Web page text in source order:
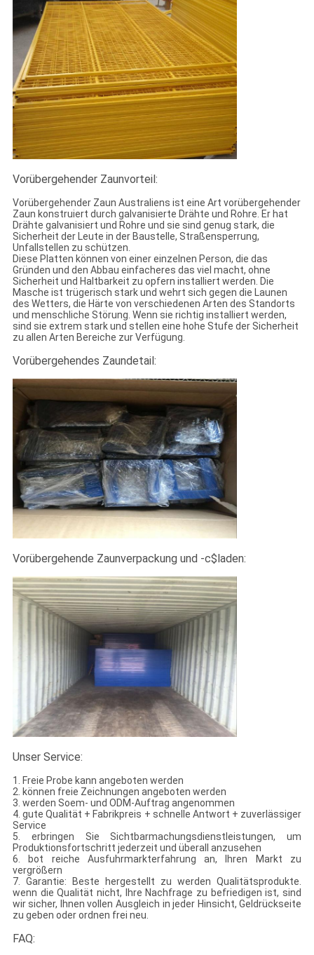
Vorübergehender Zaunvorteil:
Vorübergehender Zaun Australiens ist eine Art vorübergehender
Zaun konstruiert durch galvanisierte Drähte und Rohre. Er hat
Drähte galvanisiert und Rohre und sie sind genug stark, die
Sicherheit der Leute in der Baustelle, Straßensperrung,
Unfallstellen zu schützen.
Diese Platten können von einer einzelnen Person, die das
Gründen und den Abbau einfacheres das viel macht, ohne
Sicherheit und Haltbarkeit zu opfern installiert werden. Die
Masche ist trügerisch stark und wehrt sich gegen die Launen
des Wetters, die Härte von verschiedenen Arten des Standorts
und menschliche Störung. Wenn sie richtig installiert werden,
sind sie extrem stark und stellen eine hohe Stufe der Sicherheit
zu allen Arten Bereiche zur Verfügung.
Vorübergehendes Zaundetail:
Vorübergehende Zaunverpackung und -c$laden:
Unser Service:
1. Freie Probe kann angeboten werden
2. können freie Zeichnungen angeboten werden
3. werden Soem- und ODM-Auftrag angenommen
4. gute Qualität + Fabrikpreis + schnelle Antwort + zuverlässiger
Service
5. erbringen Sie Sichtbarmachungsdienstleistungen, um
Produktionsfortschritt jederzeit und überall anzusehen
6. bot reiche Ausfuhrmarkterfahrung an, Ihren Markt zu
vergrößern
7. Garantie: Beste hergestellt zu werden Qualitätsprodukte.
wenn die Qualität nicht, Ihre Nachfrage zu befriedigen ist, sind
wir sicher, Ihnen vollen Ausgleich in jeder Hinsicht, Geldrückseite
zu geben oder ordnen frei neu.
FAQ: